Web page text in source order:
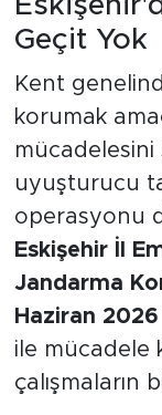
Geçit Yok
Kent
korumak
uyuşturucu
operasyonu
Eskişehir İl
Jandarma
Haziran 2026
ile mücadele
çalışmaların